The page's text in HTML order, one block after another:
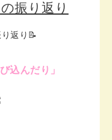
振り返り
返り📝
込んだり」